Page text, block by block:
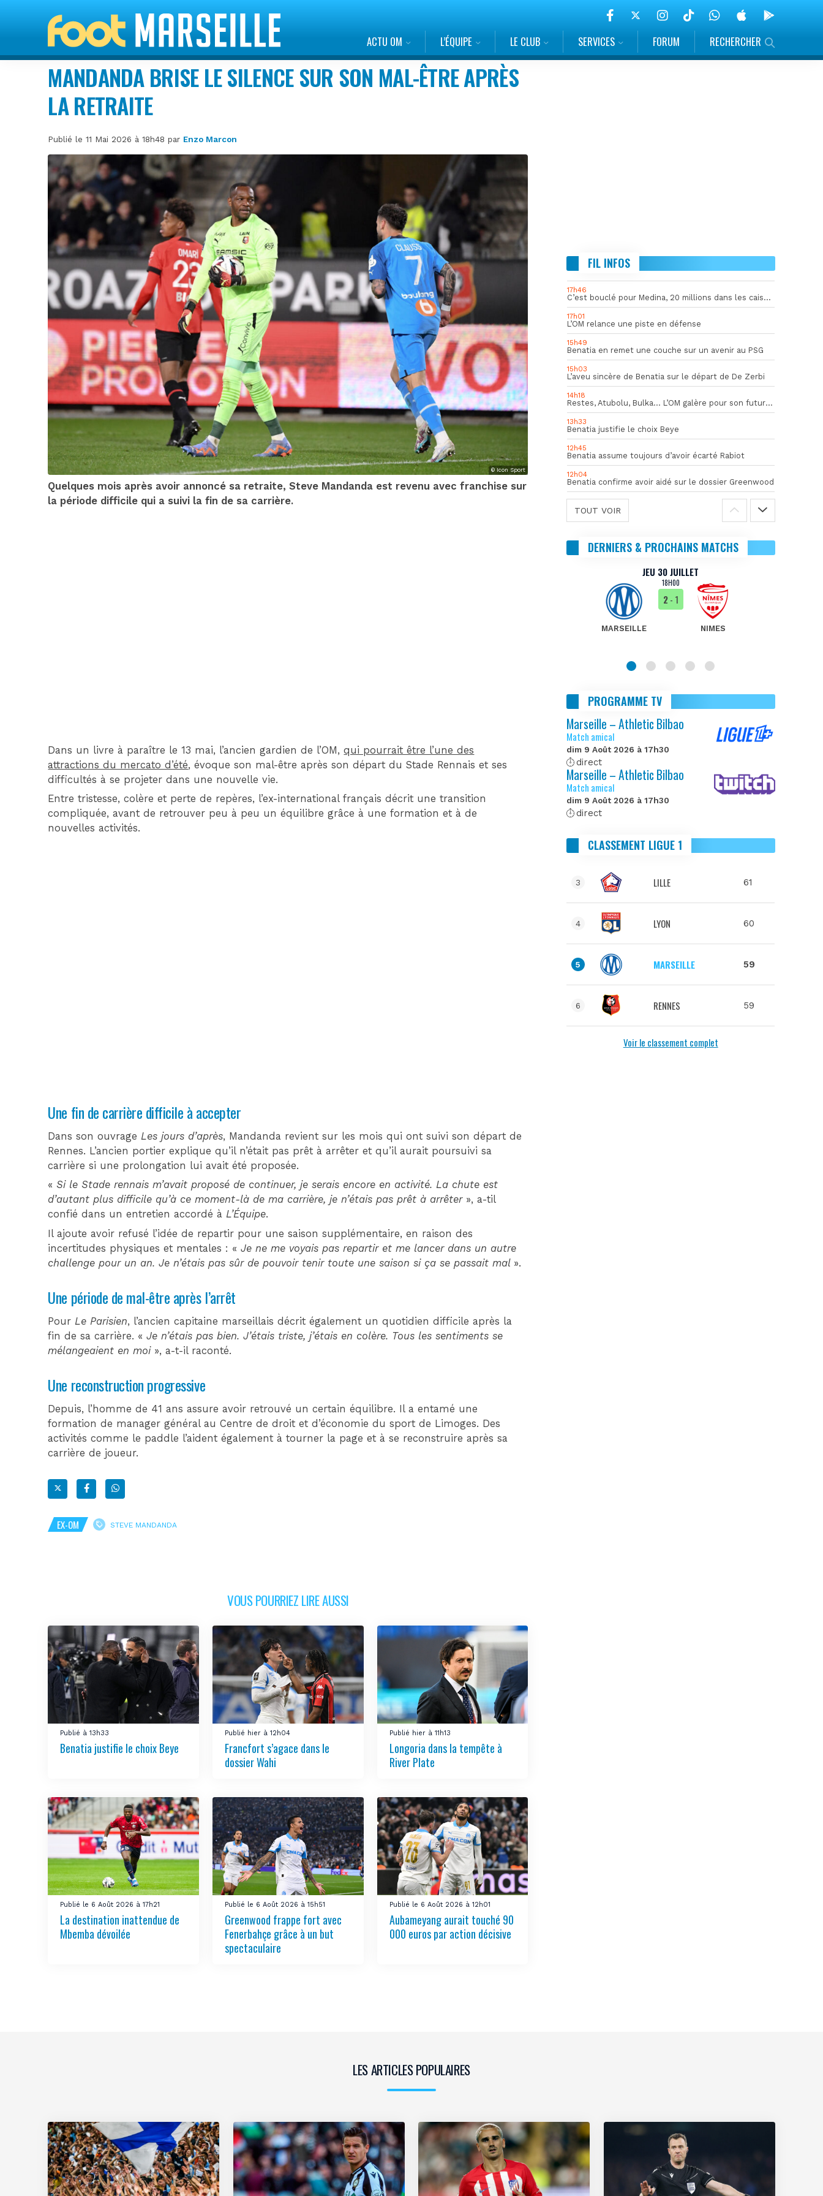
ACTU OM L’ÉQUIPE LE CLUB SERVICES FORUM RECHERCHER
MANDANDA BRISE LE SILENCE SUR SON MAL-ÊTRE APRÈS
LA RETRAITE
Publié le 11 Mai 2026 à 18h48 par Enzo Marcon
© Icon Sport
Quelques mois après avoir annoncé sa retraite, Steve Mandanda est revenu avec franchise sur
la période difficile qui a suivi la fin de sa carrière.
Dans un livre à paraître le 13 mai, l’ancien gardien de l’OM,qui pourrait être l’une des
attractions du mercato d’été, évoque son mal-être après son départ du Stade Rennais et ses
difficultés à se projeter dans une nouvelle vie.
Entre tristesse, colère et perte de repères, l’ex-international français décrit une transition
compliquée, avant de retrouver peu à peu un équilibre grâce à une formation et à de
nouvelles activités.
Une fin de carrière difficile à accepter
Dans son ouvrage Les jours d’après, Mandanda revient sur les mois qui ont suivi son départ de
Rennes. L’ancien portier explique qu’il n’était pas prêt à arrêter et qu’il aurait poursuivi sa
carrière si une prolongation lui avait été proposée.
«Si le Stade rennais m’avait proposé de continuer, je serais encore en activité. La chute est
d’autant plus difficile qu’à ce moment-là de ma carrière, je n’étais pas prêt à arrêter », a-til
confié dans un entretien accordé à L’Équipe.
Il ajoute avoir refusé l’idée de repartir pour une saison supplémentaire, en raison des
incertitudes physiques et mentales : «Je ne me voyais pas repartir et me lancer dans un autre
challenge pour un an. Je n’étais pas sûr de pouvoir tenir toute une saison si ça se passait mal ».
Une période de mal-être après l’arrêt
Pour Le Parisien, l’ancien capitaine marseillais décrit également un quotidien difficile après la
fin de sa carrière. «Je n’étais pas bien. J’étais triste, j’étais en colère. Tous les sentiments se
mélangeaient en moi », a-t-il raconté.
Une reconstruction progressive
Depuis, l’homme de 41 ans assure avoir retrouvé un certain équilibre. Il a entamé une
formation de manager général au Centre de droit et d’économie du sport de Limoges. Des
activités comme le paddle l’aident également à tourner la page et à se reconstruire après sa
carrière de joueur.
EX-OM STEVE MANDANDA
VOUS POURRIEZ LIRE AUSSI
Publié à 13h33
Benatia justifie le choix Beye
Publié hier à 12h04
Francfort s’agace dans le
dossier Wahi
Publié hier à 11h13
Longoria dans la tempête à
River Plate
Publié le 6 Août 2026 à 17h21
La destination inattendue de
Mbemba dévoilée
Publié le 6 Août 2026 à 15h51
Greenwood frappe fort avec
Fenerbahçe grâce à un but
spectaculaire
Publié le 6 Août 2026 à 12h01
Aubameyang aurait touché 90
000 euros par action décisive
FIL INFOS
17h46
C’est bouclé pour Medina, 20 millions dans les caisses de l’OM
17h01
L’OM relance une piste en défense
15h49
Benatia en remet une couche sur un avenir au PSG
15h03
L’aveu sincère de Benatia sur le départ de De Zerbi
14h18
Restes, Atubolu, Bulka… L’OM galère pour son futur gardien numéro 1
13h33
Benatia justifie le choix Beye
12h45
Benatia assume toujours d’avoir écarté Rabiot
12h04
Benatia confirme avoir aidé sur le dossier Greenwood
TOUT VOIR
DERNIERS & PROCHAINS MATCHS
JEU 30 JUILLET
18H00
MARSEILLE
2- 1
NIMES
PROGRAMME TV
Marseille – Athletic Bilbao
Match amical
dim 9 Août 2026 à 17h30
direct
Marseille – Athletic Bilbao
Match amical
dim 9 Août 2026 à 17h30
direct
CLASSEMENT LIGUE 1
3 LILLE 61
4 LYON 60
5 MARSEILLE 59
6 RENNES 59
Voir le classement complet
LES ARTICLES POPULAIRES